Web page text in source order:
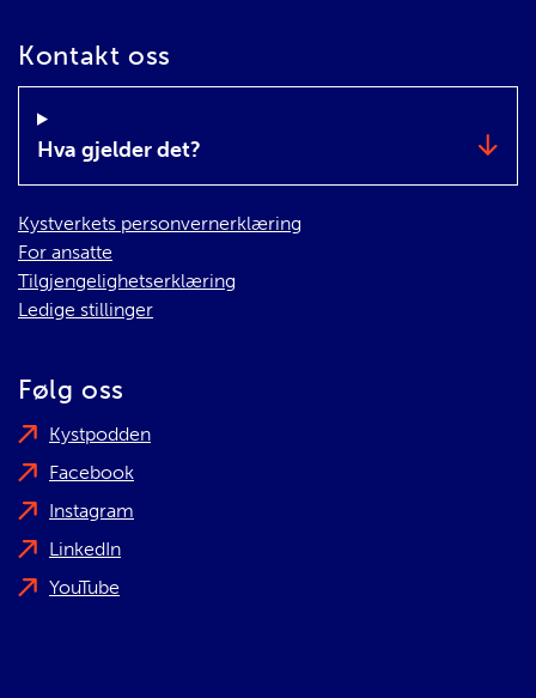
Kontakt oss
Hva gjelder det?
Kystverkets personvernerklæring
For ansatte
Tilgjengelighetserklæring
Ledige stillinger
Følg oss
Kystpodden
Facebook
Instagram
LinkedIn
YouTube